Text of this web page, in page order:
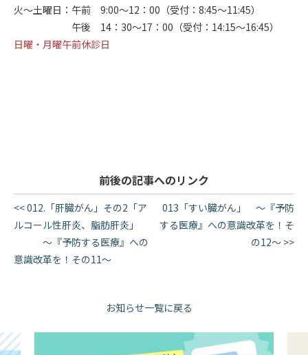
火～土曜日：午前 9:00〜12：00（受付：8:45～11:45）
午後 14：30～17：00（受付：14:15～16:45）
日曜・月曜午前休診日
前後の記事へのリンク
<< 012.「肝臓がん」その2「ア
ルコール性肝炎、脂肪肝炎」
～『予防する医療』への
意識改革を！その11～
013「すい臓がん」 ～『予防
する医療』への意識改革を！そ
の12～ >>
お知らせ一覧に戻る